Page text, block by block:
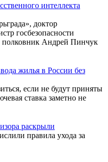
интеллекта
доктор
госбезопасности
полковник Андрей Пинчук
жилья в России без
если не будут приняты
ставка заметно не
раскрыли
правила ухода за